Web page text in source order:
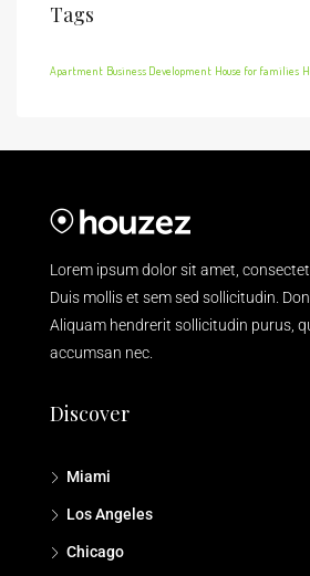
Tags
Apartment Business Development House for families
Lorem ipsum dolor sit amet,
Duis mollis et sem sed sollicitudin.
Aliquam hendrerit sollicitudin purus,
accumsan nec.
Discover
Miami
Los Angeles
Chicago